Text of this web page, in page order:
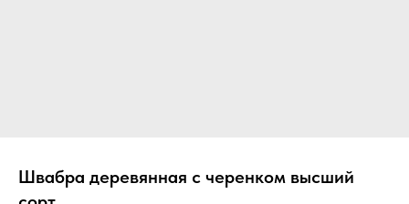
Швабра деревянная с черенком высший